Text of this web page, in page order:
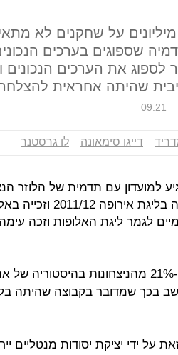
על שחקנים לא
שספוגים בערכים
לספוג את הערכים
שהיתה אחראית
09:21
דייגו סימאונה לו גרסטנר
הגיע למועדון עם תדמית של
לגמר ליגת האלופות וזכה עימה
בסך הכל הוא אחראי לכ-21% מהניצחונות
בכך שמדובר בקבוצה שהיתה
על ידי יציקת יסודות מנטליים